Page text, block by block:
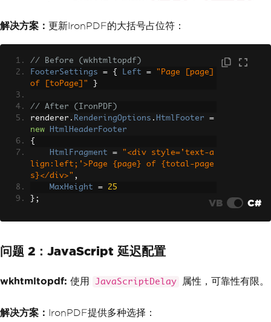
解决方案： 更新IronPDF的大括号占位符：
// Before (wkhtmltopdf)
FooterSettings
= { Left =
"Page [page]
of [toPage]"
}
// After (IronPDF)
renderer . RenderingOptions . HtmlFooter
=
new
HtmlHeaderFooter
{
HtmlFragment
=
"<div style='text-a
lign:left;'>Page {page} of {total-page
s}</div>" ,
MaxHeight
=
25
};
VB C#
问题 2：JavaScript 延迟配置
wkhtmltopdf: 使用 JavaScriptDelay 属性，可靠性有限。
解决方案： IronPDF提供多种选择：